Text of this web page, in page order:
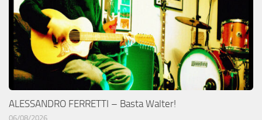
ALESSANDRO FERRETTI – Basta Walter!
06/08/2026